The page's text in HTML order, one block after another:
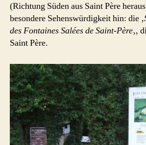
(Richtung Süden aus Saint Père
besondere Sehenswürdigkeit hin: die ‚
des Fontaines Salées de Saint-Père‚,
Saint Père.